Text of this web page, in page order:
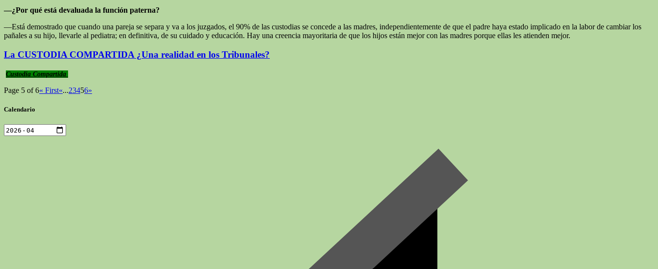
—¿Por qué está devaluada la función paterna?
—Está demostrado que cuando una pareja se separa y va a los juzgados, el 90% de las custodias se concede a las madres, independientemente de que el padre haya estado implicado en la labor de cambiar los
pañales a su hijo, llevarle al pediatra; en definitiva, de su cuidado y educación. Hay una creencia mayoritaria de que los hijos están mejor con las madres porque ellas les atienden mejor.
Custodia Compartida
Page 5 of 6« First«...23456»
Calendario